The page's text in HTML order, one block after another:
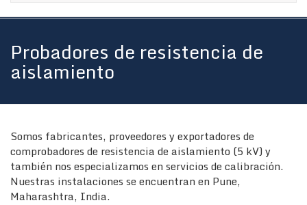
Probadores de resistencia de
aislamiento
Somos fabricantes, proveedores y exportadores de
comprobadores de resistencia de aislamiento (5 kV) y
también nos especializamos en servicios de calibración.
Nuestras instalaciones se encuentran en Pune,
Maharashtra, India.